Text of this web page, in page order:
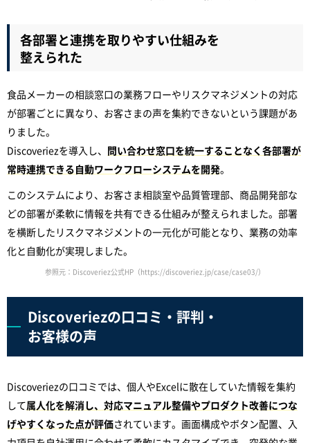
各部署と連携を取りやすい仕組みを
整えられた
食品メーカーの相談窓口の業務フローやリスクマネジメントの対応
が部署ごとに異なり、お客さまの声を集約できないという課題があ
りました。
Discoveriezを導入し、 問い合わせ窓口を統一することなく各部署が
常時連携できる自動ワークフローシステムを開発。
このシステムにより、お客さま相談室や品質管理部、商品開発部な
どの部署が柔軟に情報を共有できる仕組みが整えられました。部署
を横断したリスクマネジメントの一元化が可能となり、業務の効率
化と自動化が実現しました。
参照元：Discoveriez公式HP（https://discoveriez.jp/case/case03/）
Discoveriezの口コミ・評判・
お客様の声
Discoveriezの口コミでは、個人やExcelに散在していた情報を集約
して属人化を解消し、対応マニュアル整備やプロダクト改善につな
げやすくなった点が評価されています。画面構成やボタン配置、入